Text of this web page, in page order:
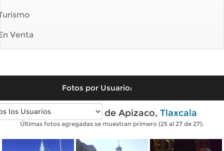
Venta
Fotos por Usuario:
Fotos modernas de Apizaco, Tlaxcala
Últimas fotos agregadas se muestran primero (25 al 27 de 27):